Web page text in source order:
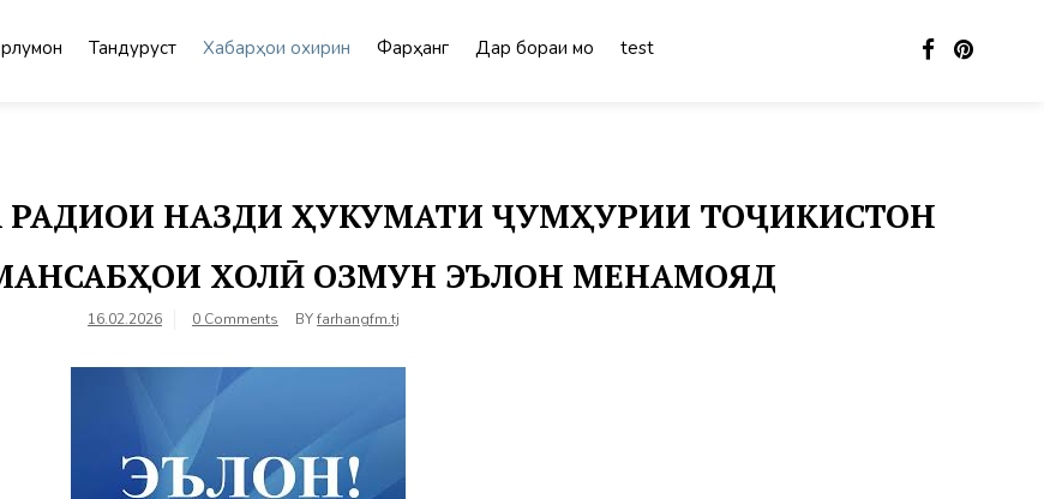
Тандурустӣ Хабарҳои охирин Фарҳанг Дар бораи мо test
РАДИОИ НАЗДИ ҲУКУМАТИ ҶУМҲУРИИ ТОҶИКИСТОН
ХОЛӢ ОЗМУН ЭЪЛОН МЕНАМОЯД
16.02.2026 0 Comments BYfarhangfm.tj